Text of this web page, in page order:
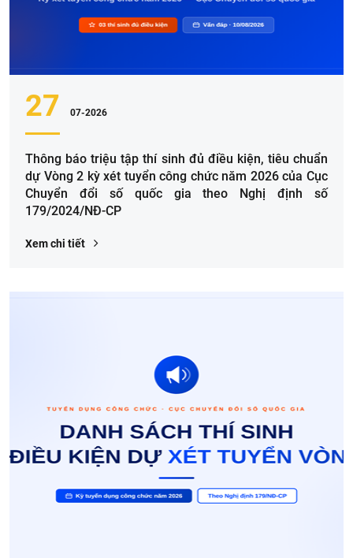
27 07-2026
Thông báo triệu tập thí sinh đủ điều kiện, tiêu chuẩn
dự Vòng 2 kỳ xét tuyển công chức năm 2026 của Cục
Chuyển đổi số quốc gia theo Nghị định số
179/2024/NĐ-CP
Xem chi tiết